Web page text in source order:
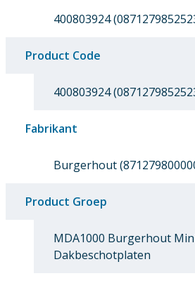
400803924
Product Code
400803924
Fabrikant
Burgerhout
Product Groep
MDA1000 Burgerhout
Dakbeschotplaten